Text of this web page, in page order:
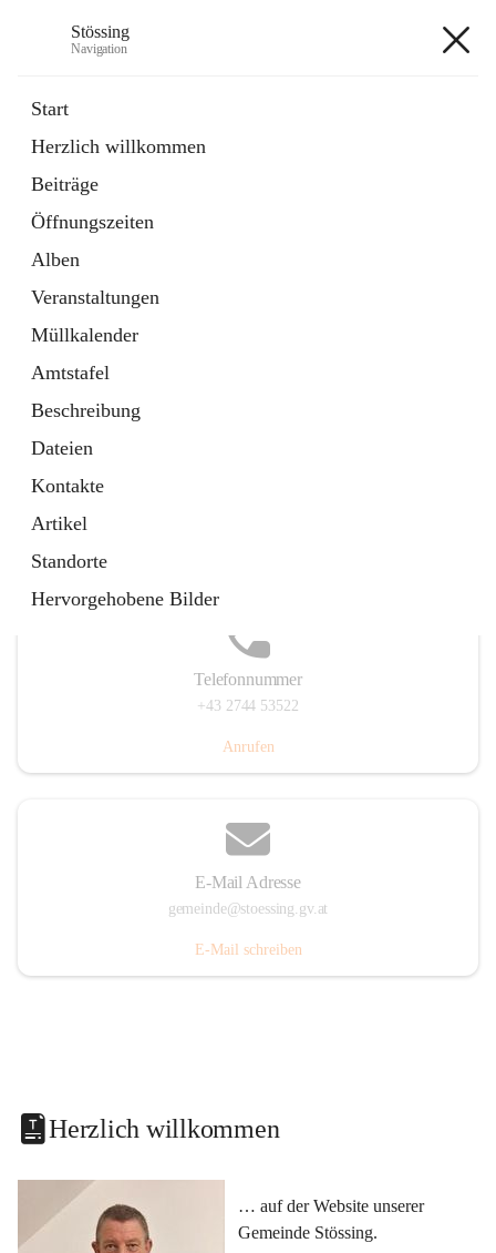
Stössing
Navigation
Start
Herzlich willkommen
Beiträge
Öffnungszeiten
Alben
Veranstaltungen
Müllkalender
Amtstafel
Beschreibung
Dateien
Kontakte
Artikel
Standorte
Hervorgehobene Bilder
Datei
in
Tab
Kindergarten
öffnet
in
neuem
Tab
Telefonnummer
+43 2744 53522
Anrufen
E-Mail Adresse
gemeinde@stoessing.gv.at
E-Mail schreiben
Herzlich willkommen
… auf der Website unserer
Gemeinde Stössing.